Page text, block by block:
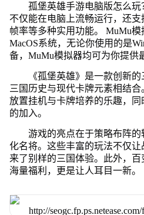
孤堡英雄手游电脑版怎么玩
不仅能在电脑上流畅运行，还
帧率等多种实用功能。 MuMu模
MacOS系统，无论你使用的是
备，MuMu模拟器均可为你提供
《孤堡英雄》是一款创新
三国历史与现代卡牌元素相结
放置挂机与卡牌培养的乐趣，
的加入。
游戏的亮点在于策略布阵
化名将。这些丰富的玩法不仅
来了别样的三国体验。此外，
海量福利，更是让人耳目一新。